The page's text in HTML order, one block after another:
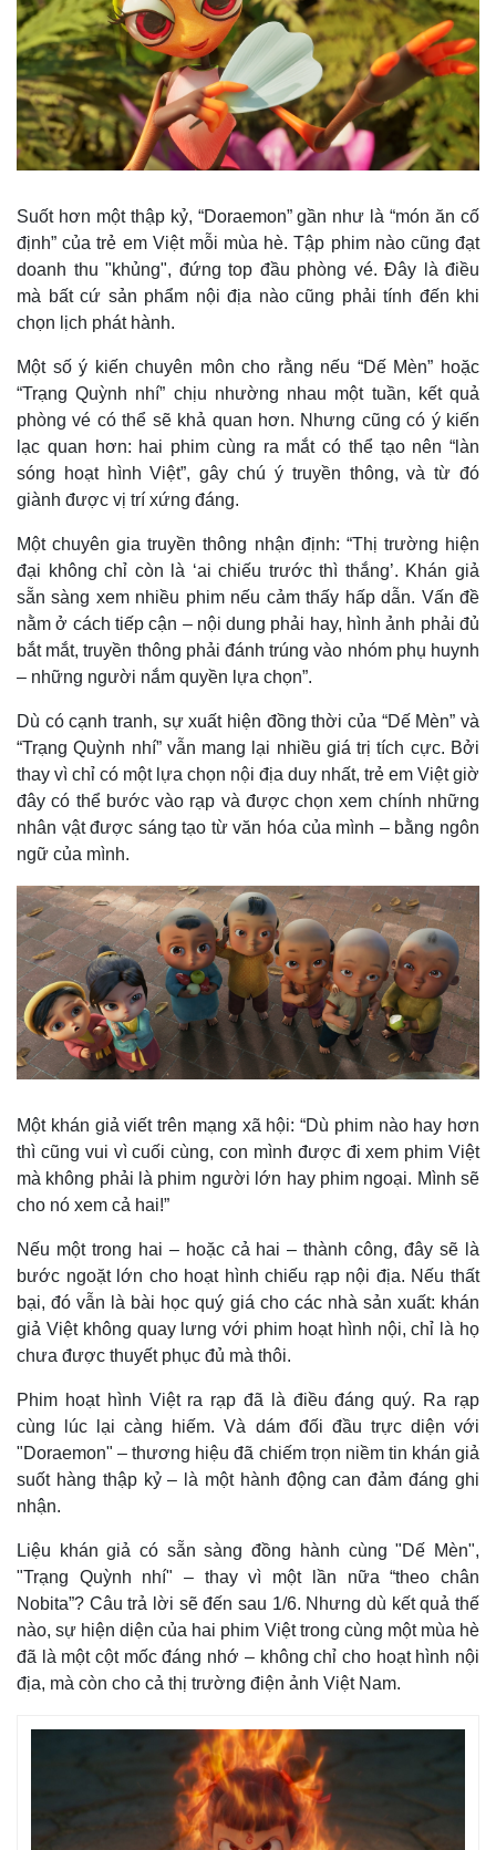
Pháp luật
Vụ án
Tin nóng
Tư vấn luật
Quân sự - Quốc phòng
Vũ khí
Việt Nam
Phân tích
Thể thao
Bóng đá
Lịch thi đấu bóng đá
Ô tô - Xe máy
Ô tô
Xe máy
Suốt hơn một thập kỷ, “Doraemon” gần như là “món ăn cố
định” của trẻ em Việt mỗi mùa hè. Tập phim nào cũng đạt
doanh thu "khủng", đứng top đầu phòng vé. Đây là điều
mà bất cứ sản phẩm nội địa nào cũng phải tính đến khi
chọn lịch phát hành.
Một số ý kiến chuyên môn cho rằng nếu “Dế Mèn” hoặc
“Trạng Quỳnh nhí” chịu nhường nhau một tuần, kết quả
phòng vé có thể sẽ khả quan hơn. Nhưng cũng có ý kiến
lạc quan hơn: hai phim cùng ra mắt có thể tạo nên “làn
sóng hoạt hình Việt”, gây chú ý truyền thông, và từ đó
giành được vị trí xứng đáng.
Một chuyên gia truyền thông nhận định: “Thị trường hiện
đại không chỉ còn là ‘ai chiếu trước thì thắng’. Khán giả
sẵn sàng xem nhiều phim nếu cảm thấy hấp dẫn. Vấn đề
nằm ở cách tiếp cận – nội dung phải hay, hình ảnh phải đủ
bắt mắt, truyền thông phải đánh trúng vào nhóm phụ huynh
– những người nắm quyền lựa chọn”.
Dù có cạnh tranh, sự xuất hiện đồng thời của “Dế Mèn” và
“Trạng Quỳnh nhí” vẫn mang lại nhiều giá trị tích cực. Bởi
thay vì chỉ có một lựa chọn nội địa duy nhất, trẻ em Việt giờ
đây có thể bước vào rạp và được chọn xem chính những
nhân vật được sáng tạo từ văn hóa của mình – bằng ngôn
ngữ của mình.
Một khán giả viết trên mạng xã hội: “Dù phim nào hay hơn
thì cũng vui vì cuối cùng, con mình được đi xem phim Việt
mà không phải là phim người lớn hay phim ngoại. Mình sẽ
cho nó xem cả hai!”
Nếu một trong hai – hoặc cả hai – thành công, đây sẽ là
bước ngoặt lớn cho hoạt hình chiếu rạp nội địa. Nếu thất
bại, đó vẫn là bài học quý giá cho các nhà sản xuất: khán
giả Việt không quay lưng với phim hoạt hình nội, chỉ là họ
chưa được thuyết phục đủ mà thôi.
Phim hoạt hình Việt ra rạp đã là điều đáng quý. Ra rạp
cùng lúc lại càng hiếm. Và dám đối đầu trực diện với
"Doraemon" – thương hiệu đã chiếm trọn niềm tin khán giả
suốt hàng thập kỷ – là một hành động can đảm đáng ghi
nhận.
Liệu khán giả có sẵn sàng đồng hành cùng "Dế Mèn",
"Trạng Quỳnh nhí" – thay vì một lần nữa “theo chân
Nobita”? Câu trả lời sẽ đến sau 1/6. Nhưng dù kết quả thế
nào, sự hiện diện của hai phim Việt trong cùng một mùa hè
đã là một cột mốc đáng nhớ – không chỉ cho hoạt hình nội
địa, mà còn cho cả thị trường điện ảnh Việt Nam.